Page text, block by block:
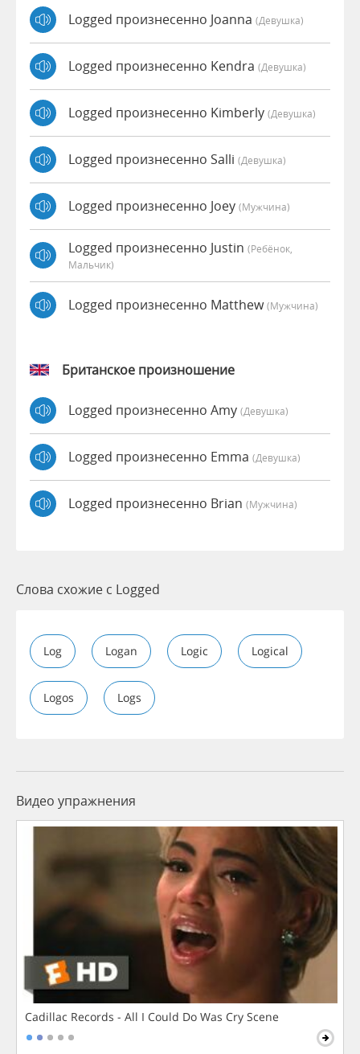
Logged произнесенно Joanna (девушка)
Logged произнесенно Kendra (девушка)
Logged произнесенно Kimberly (девушка)
Logged произнесенно Salli (девушка)
Logged произнесенно Joey (мужчина)
Logged произнесенно Justin (Ребёнок,
Мальчик)
Logged произнесенно Matthew(мужчина)
Британское произношение
Logged произнесенно Amy (девушка)
Logged произнесенно Emma (девушка)
Logged произнесенно Brian (мужчина)
Слова схожие с Logged
Log Logan Logic Logical
Logos Logs
Видео упражнения
Cadillac Records - All I Could Do Was Cry Scene